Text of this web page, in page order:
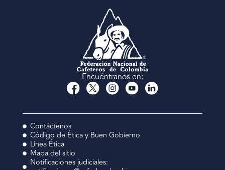
Encuéntranos en:
Contáctenos
Código de Ética y Buen Gobierno
Línea Ética
Mapa del sitio
Notificaciones judiciales: